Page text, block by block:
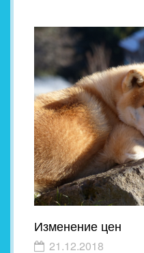
Изменение цен
21.12.2018